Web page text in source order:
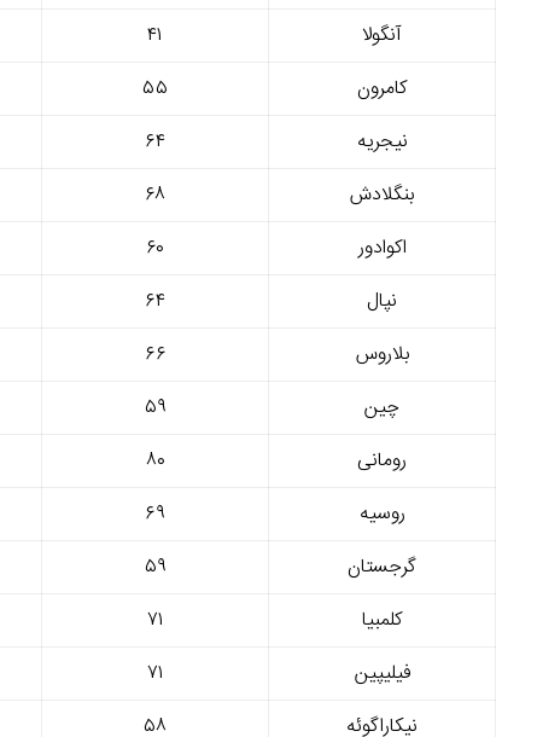
آنگولا
۴۱
کامرون
۵۵
نیجریه
۶۴
بنگلادش
۶۸
اکوادور
۶۰
نپال
۶۴
بلاروس
۶۶
چین
۵۹
رومانی
۸۰
روسیه
۶۹
گرجستان
۵۹
کلمبیا
۷۱
فیلیپین
۷۱
نیکاراگوئه
۵۸